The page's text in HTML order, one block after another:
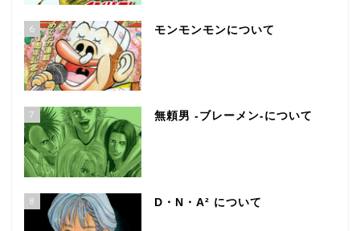
6 モンモンモンについて
7 無頼男 -ブレーメン-について
8 D・N・A² について